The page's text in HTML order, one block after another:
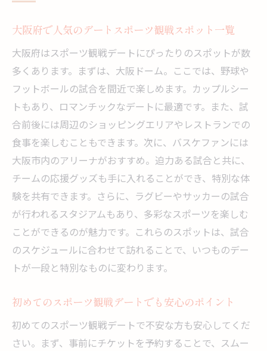
撮り方
大阪府でのデートスポットスポーツ観戦の魅力
大阪府ならではのスポーツ観戦のユニーク
な魅力
大阪のスポーツ施設がデートに最適な理由
スポーツ観戦で感じる大阪府の地域文化
デートを盛り上げる大阪府ならではのスポ
ーツイベント
大阪府のスポーツ観戦と一緒に楽しめるグ
ルメスポット
スポーツ観戦デート後のアクティビティ提
デートに最適な大阪府のスポーツ観戦スポット
野球観戦が楽しめるスタジアムとその特徴
サッカー場でのエキサイティングなデート
体験
大阪府で人気のデートスポーツ観戦スポット一覧
大阪府はスポーツ観戦デートにぴったりのスポットが数
多くあります。まずは、大阪ドーム。ここでは、野球や
フットボールの試合を間近で楽しめます。カップルシー
トもあり、ロマンチックなデートに最適です。また、試
合前後には周辺のショッピングエリアやレストランでの
食事を楽しむこともできます。次に、バスケファンには
大阪市内のアリーナがおすすめ。迫力ある試合と共に、
チームの応援グッズも手に入れることができ、特別な体
験を共有できます。さらに、ラグビーやサッカーの試合
が行われるスタジアムもあり、多彩なスポーツを楽しむ
ことができるのが魅力です。これらのスポットは、試合
のスケジュールに合わせて訪れることで、いつものデー
トが一段と特別なものに変わります。
初めてのスポーツ観戦デートでも安心のポイント
初めてのスポーツ観戦デートで不安な方も安心してくだ
さい。まず、事前にチケットを予約することで、スムー